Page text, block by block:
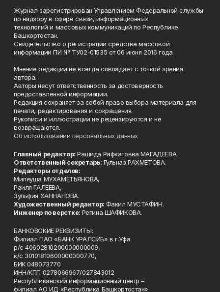
Журнал зарегистрирован Управлением Федеральной службы
по надзору в сфере связи, информационных
технологий и массовых коммуникаций по Республике
Башкортостан.
Свидетельство о регистрации средства массовой
информации ПИ № ТУ02-01535 от 06 июня 2016 года.
Мнение редакции не всегда совпадает с точкой зрения
автора.
Авторы несут ответственность за достоверность
предоставленной информации.
Редакция сохраняет за собой право выбора материала для
печати, редактирования и сокращения.
Рукописи и иллюстрации не рецензируются и не
возвращаются.
Об использовании персональных данных
Главный редактор: Рашида Рафкатовна МАГАДЕЕВА.
Ответственный секретарь: Гульназ РАХМЕТОВА.
Редакторы отделов:
Миляуша МУХАМЕТЬЯНОВА,
Раиля ГАЛЕЕВА,
Зульфия ХАННАНОВА.
Художественный редактор: Факил МУСТАФИН.
Инженер по верстке: Регина ШАФИКОВА.
БАНКОВСКИЕ РЕКВИЗИТЫ:
Филиал ПАО «БАНК УРАЛСИБ» в г.Уфа
р/с 40602810200000000009,
к/с 30101810600000000770,
БИК 048073770
ИНН/КПП 0278066967/027843012
Республиканский информационный центр –
филиал АО ИД «Республика Башкортостан»